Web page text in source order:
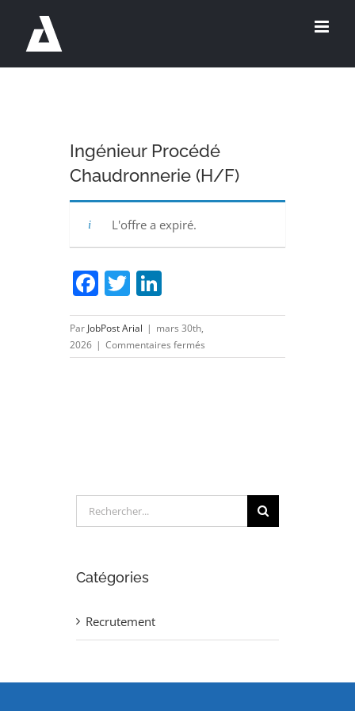
contenu
Ingénieur Procédé
Chaudronnerie (H/F)
L'offre a expiré.
Facebook
Twitter
Par JobPost Arial | mars 30th,
2026 | Commentaires fermés
Ingénieur
Rechercher:
Catégories
Recrutement